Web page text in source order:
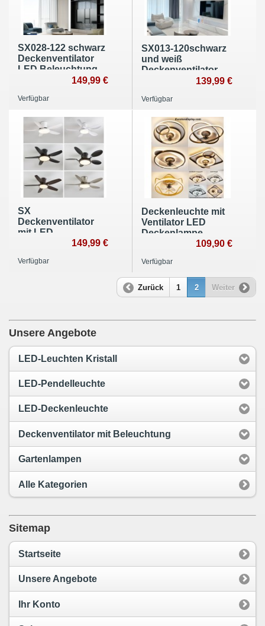
SX028-122 schwarz
Deckenventilator
LED Beleuchtung
Geschwindigkeiten,
Wintermodus
149,99 €
Verfügbar
SX013-120schwarz
und weiß
Deckenventilator
LED Beleuchtung
einstellbar 6
timer
139,99 €
Verfügbar
SX
Deckenventilator
mit LED
Beleuchtung
einstellbar 6
149,99 €
Verfügbar
Deckenleuchte mit
Ventilator LED
Deckenlampe
Fernbedienung
Helligkeit einstellbar
dimmbar 6
Windgeschwindigkeit
109,90 €
Verfügbar
Zurück 1 2 Weiter
Unsere Angebote
LED-Leuchten Kristall
LED-Pendelleuchte
LED-Deckenleuchte
Deckenventilator mit Beleuchtung
Gartenlampen
Alle Kategorien
Sitemap
Startseite
Unsere Angebote
Ihr Konto